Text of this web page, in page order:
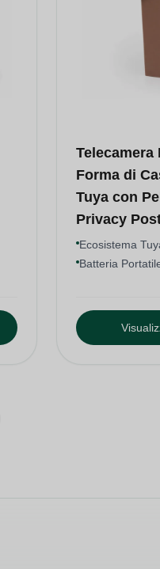
Telecamera
Forma di
Tuya con
Privacy
Ecosistema
Batteria